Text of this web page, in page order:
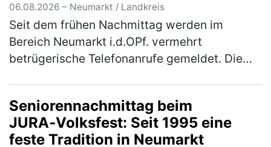
06.08.2026 – Neumarkt / Landkreis
Seit dem frühen Nachmittag werden im
Bereich Neumarkt i.d.OPf. vermehrt
betrügerische Telefonanrufe gemeldet. Die
Bereich Neum…(mehr)
Seniorennachmittag beim
JURA‑Volksfest: Seit 1995 eine
feste Tradition in Neumarkt